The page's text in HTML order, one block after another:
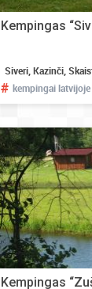
Kempingas
Siveri, Kazinči,
# kempingai latvijoje
Kempingas